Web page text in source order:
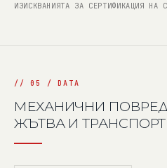
ИЗИСКВАНИЯТА ЗА СЕРТИФИКАЦИЯ НА
МЕХАНИЧНИ
ЖЪТВА И ТРАНСПОРТ